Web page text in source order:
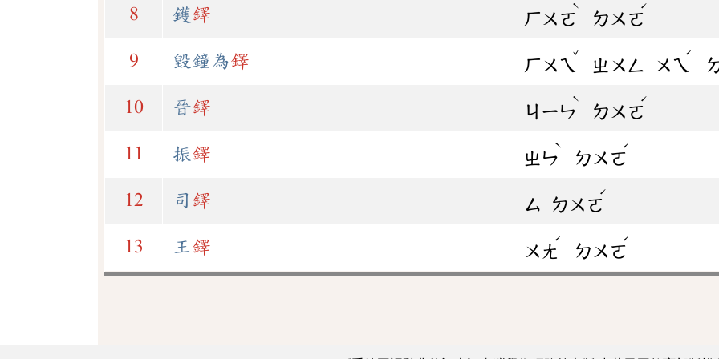
8 鑊鐸 ㄏㄨㄛ
ˋ
ㄉㄨㄛ
ˊ
9 毀鐘為鐸 ㄏㄨㄟ
ˇ
ㄓㄨㄥ ㄨㄟ
ˊ
10 晉鐸 ㄐㄧㄣ
ˋ
ㄉㄨㄛ
ˊ
11 振鐸 ㄓㄣ
ˋ
ㄉㄨㄛ
ˊ
12 司 鐸 ㄙ ㄉㄨㄛ
ˊ
13 王鐸 ㄨㄤ
ˊ
ㄉㄨㄛ
ˊ